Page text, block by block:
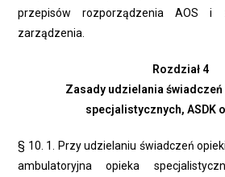
przepisów rozporządzenia AOS
zarządzenia.
Rozdział 4
Zasady udzielania
specjalistycznych, ASDK
§ 10. 1. Przy udzielaniu świadczeń
ambulatoryjna opieka